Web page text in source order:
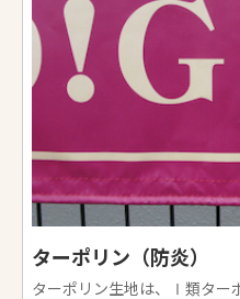
ターポリン（防炎）
ターポリン生地は、Ⅰ類ター